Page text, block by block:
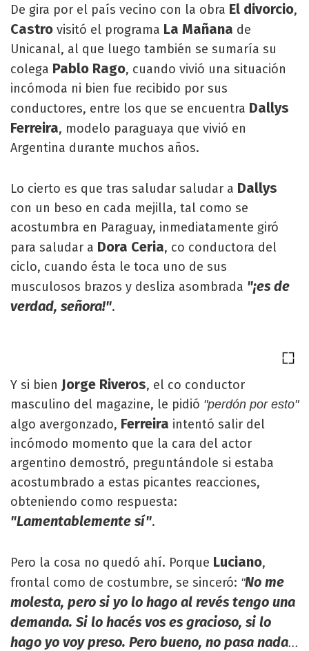
De gira por el país vecino con la obra El divorcio,
Castro visitó el programa La Mañana de
Unicanal, al que luego también se sumaría su
colega Pablo Rago, cuando vivió una situación
incómoda ni bien fue recibido por sus
conductores, entre los que se encuentra Dallys
Ferreira, modelo paraguaya que vivió en
Argentina durante muchos años.
Lo cierto es que tras saludar saludar a Dallys
con un beso en cada mejilla, tal como se
acostumbra en Paraguay, inmediatamente giró
para saludar a Dora Ceria, co conductora del
ciclo, cuando ésta le toca uno de sus
musculosos brazos y desliza asombrada "¡es de
verdad, señora!".
Y si bien Jorge Riveros, el co conductor
masculino del magazine, le pidió "perdón por esto"
algo avergonzado, Ferreira intentó salir del
incómodo momento que la cara del actor
argentino demostró, preguntándole si estaba
acostumbrado a estas picantes reacciones,
obteniendo como respuesta:
"Lamentablemente sí".
Pero la cosa no quedó ahí. Porque Luciano,
frontal como de costumbre, se sinceró: "No me
molesta, pero si yo lo hago al revés tengo una
demanda. Si lo hacés vos es gracioso, si lo
hago yo voy preso. Pero bueno, no pasa nada...